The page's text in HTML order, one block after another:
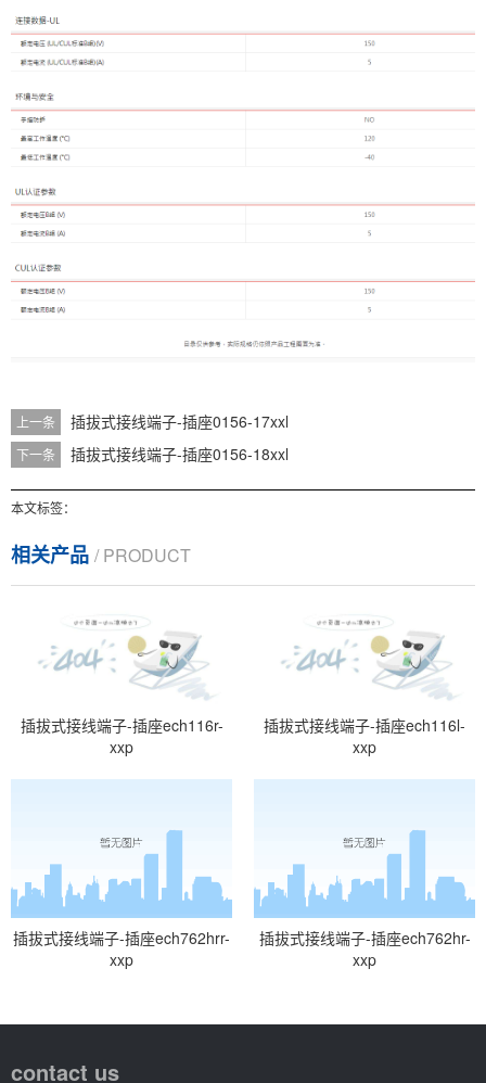
上一条 插拔式接线端子-插座0156-17xxl
下一条 插拔式接线端子-插座0156-18xxl
本文标签：
相关产品 / PRODUCT
插拔式接线端子-插座ech116r-
xxp
插拔式接线端子-插座ech116l-
xxp
插拔式接线端子-插座ech762hrr-
xxp
插拔式接线端子-插座ech762hr-
xxp
contact us